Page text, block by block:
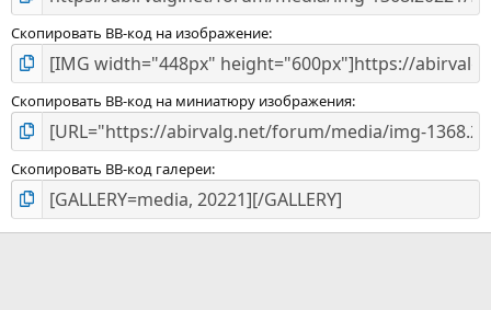
Скопировать BB-код на изображение
Скопировать BB-код на миниатюру изображения
Скопировать BB-код галереи